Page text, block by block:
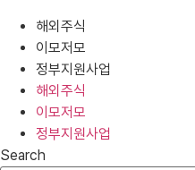
해외주식
이모저모
정부지원사업
해외주식
이모저모
정부지원사업
Search